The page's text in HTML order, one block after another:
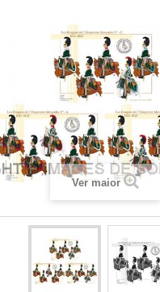
Ver maior